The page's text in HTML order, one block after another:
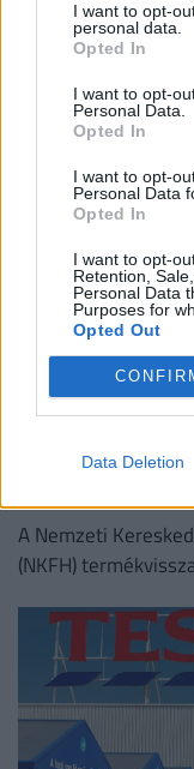
I want to opt-
personal data.
Opted In
I want to opt-
Personal Data.
Opted In
I want to opt-
Personal Data
Opted In
I want to opt-
Retention,
Personal Data
Purposes for
Opted Out
Data Deletion
helyen
Az ékszerteknős
tartása az első
is lehet. Mutatjuk,
költsége!
boltlánc
A Nemzeti
(NKFH)